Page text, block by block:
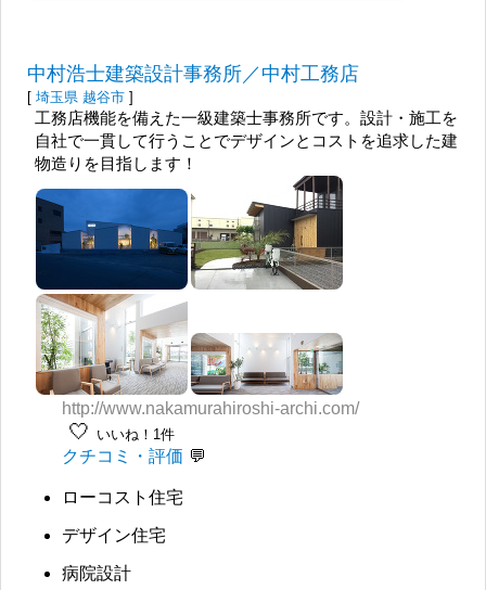
中村浩士建築設計事務所／中村工務店
[ 埼玉県 越谷市 ]
工務店機能を備えた一級建築士事務所です。設計・施工を
自社で一貫して行うことでデザインとコストを追求した建
物造りを目指します！
http://www.nakamurahiroshi-archi.com/
🤍 いいね！1件
クチコミ・評価
ローコスト住宅
デザイン住宅
病院設計